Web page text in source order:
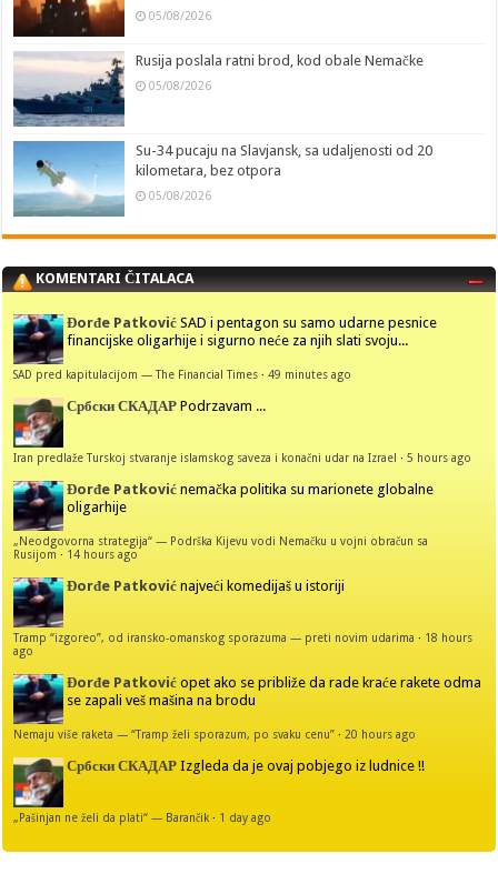
05/08/2026
Rusija poslala ratni brod, kod obale Nemačke
05/08/2026
Su-34 pucaju na Slavjansk, sa udaljenosti od 20
kilometara, bez otpora
05/08/2026
KOMENTARI ČITALACA
Đorđe Patković SAD i pentagon su samo udarne pesnice
financijske oligarhije i sigurno neće za njih slati svoju...
SAD pred kapitulacijom — The Financial Times ·49 minutes ago
Србски СКАДАР Podrzavam ...
Iran predlaže Turskoj stvaranje islamskog saveza i konačni udar na Izrael ·5 hours ago
Đorđe Patković nemačka politika su marionete globalne
oligarhije
„Neodgovorna strategija“ — Podrška Kijevu vodi Nemačku u vojni obračun sa
Rusijom · 14 hours ago
Đorđe Patković najveći komedijaš u istoriji
Tramp “izgoreo”, od iransko-omanskog sporazuma — preti novim udarima · 18 hours
ago
Đorđe Patković opet ako se približe da rade kraće rakete odma
se zapali veš mašina na brodu
Nemaju više raketa — “Tramp želi sporazum, po svaku cenu” ·20 hours ago
Србски СКАДАР Izgleda da je ovaj pobjego iz ludnice !!
„Pašinjan ne želi da plati“ — Barančik · 1 day ago